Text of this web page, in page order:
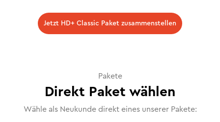
Jetzt HD+ Classic Paket zusammenstellen
Pakete
Direkt Paket wählen
Wähle als Neukunde direkt eines unserer Pakete: